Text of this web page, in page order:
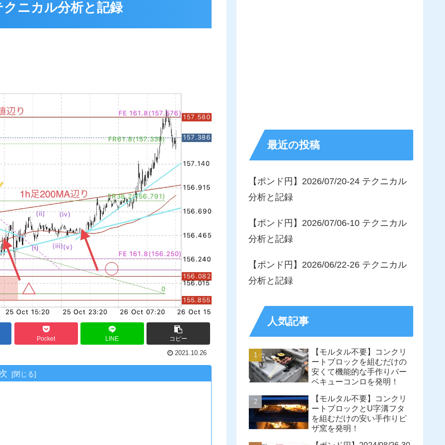
クニカル分析と記録
Pocket LINE コピー
2021.10.26
最近の投稿
【ポンド円】2026/07/20-24 テクニカル
分析と記録
【ポンド円】2026/07/06-10 テクニカル
分析と記録
【ポンド円】2026/06/22-26 テクニカル
分析と記録
人気記事
【モルタル不要】コンクリ
ートブロックを組むだけの
安くて機能的な手作りバー
ベキューコンロを発明！
【モルタル不要】コンクリ
ートブロックとU字溝フタ
を組むだけの安い手作りピ
ザ窯を発明！